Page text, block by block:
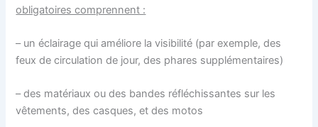
obligatoires comprennent :
– un éclairage qui améliore la visibilité (par exemple, des
feux de circulation de jour, des phares supplémentaires)
– des matériaux ou des bandes réfléchissantes sur les
vêtements, des casques, et des motos